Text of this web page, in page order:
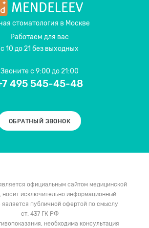
стоматология в Москве
Работаем для вас
с 10 до 21 без выходных
Звонитес 9:00 до 21:00
495 545-45-48
ОБРАТНЫЙ ЗВОНОК
официальным сайтом медицинской
носит исключительно информационный
является публичной офертой по смыслу
ст. 437 ГК РФ
необходима консультация